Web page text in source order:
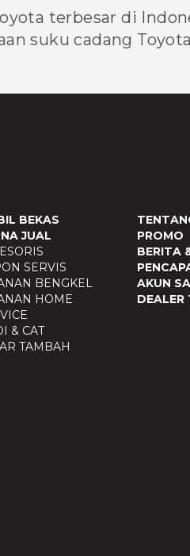
terbesar di
suku cadang
BEKAS
JUAL
SERVIS
BENGKEL
HOME
& CAT
TAMBAH
PROMO
BERITA
AKUN